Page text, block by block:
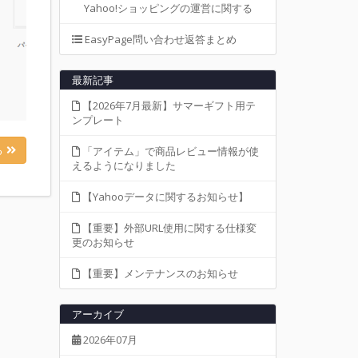
Yahoo!ショッピングの運営に関する
EasyPage問い合わせ返答まとめ
最新記事
【2026年7月最新】サマーギフト用テ
ンプレート
「アイテム」で商品レビュー情報が使
えるようになりました
【Yahooデータに関するお知らせ】
【重要】外部URL使用に関する仕様変
更のお知らせ
【重要】メンテナンスのお知らせ
アーカイブ
2026年07月